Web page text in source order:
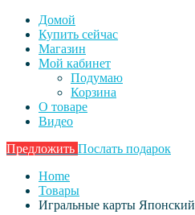
Домой
Купить сейчас
Магазин
Мой кабинет
Подумаю
Корзина
О товаре
Видео
Предложить Послать подарок
Home
Товары
Игральные карты Японский